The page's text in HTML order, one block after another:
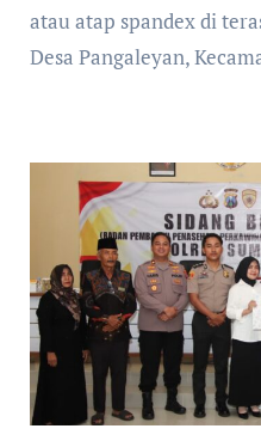
atau atap spandex di
Desa Pangaleyan,